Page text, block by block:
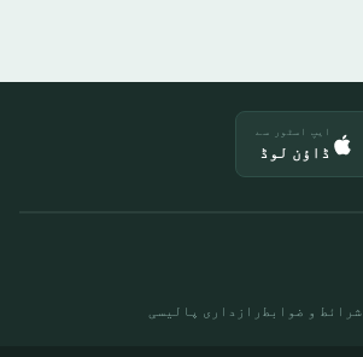
ایپ اسٹور سے
ڈاؤن لوڈ
شرائط و ضوابط رازداری پالیسی